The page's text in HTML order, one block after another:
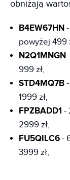
obniżają
B4EW67HN
powyżej 499
N2Q1MNGN
999 zł,
STD4MQ7B
1999 zł,
FPZBADD1 -
2999 zł,
FU5QILC6 -
3999 zł,